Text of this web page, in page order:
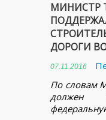
МИНИСТР
ДОРОГИ
07.11.2016
По словам
должен